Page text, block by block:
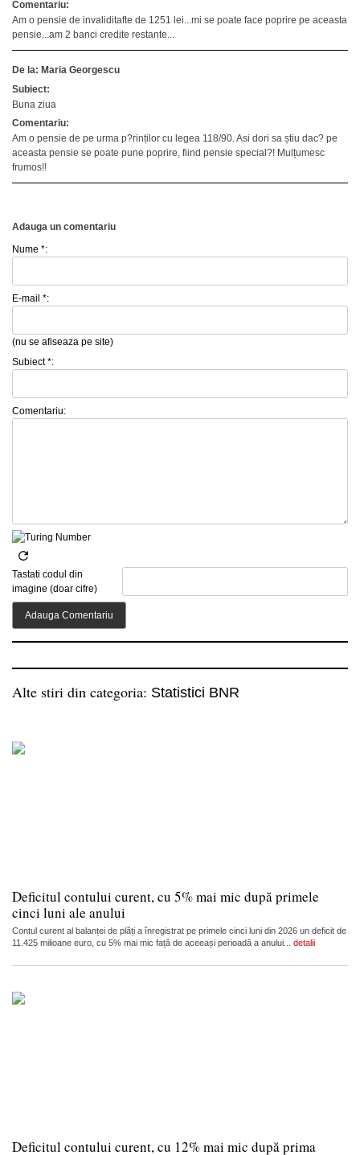
Comentariu:
Am o pensie de invaliditafte de 1251 lei...mi se poate face poprire pe aceasta
pensie...am 2 banci credite restante...
De la: Maria Georgescu
Subiect:
Buna ziua
Comentariu:
Am o pensie de pe urma p?rinților cu legea 118/90. Asi dori sa știu dac? pe
aceasta pensie se poate pune poprire, fiind pensie special?! Mulțumesc
frumos!!
Adauga un comentariu
Nume *:
E-mail *:
(nu se afiseaza pe site)
Subiect *:
Comentariu:
Tastati codul din
imagine (doar cifre)
Alte stiri din categoria: Statistici BNR
Deficitul contului curent, cu 5% mai mic după primele
cinci luni ale anului
Contul curent al balanței de plăți a înregistrat pe primele cinci luni din 2026 un deficit de
11.425 milioane euro, cu 5% mai mic față de aceeași perioadă a anului... detalii
Deficitul contului curent, cu 12% mai mic după prima